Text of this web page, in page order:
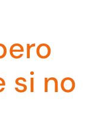
si no